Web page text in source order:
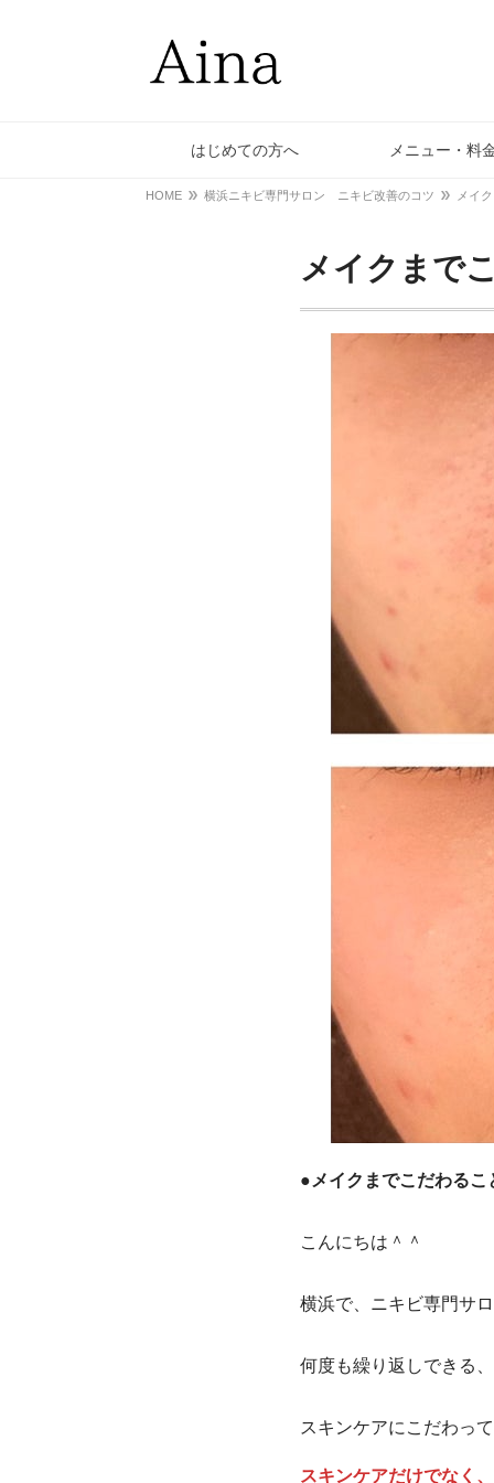
はじめての方へ メニュー・料
HOME 横浜ニキビ専門サロン ニキビ改善のコツ メイク
メイクまで
● メイク までこだわる
こんにちは＾＾
横浜で、ニキビ専門サ
何度も繰り返しできる
スキンケアにこだわっ
スキンケアだけでなく